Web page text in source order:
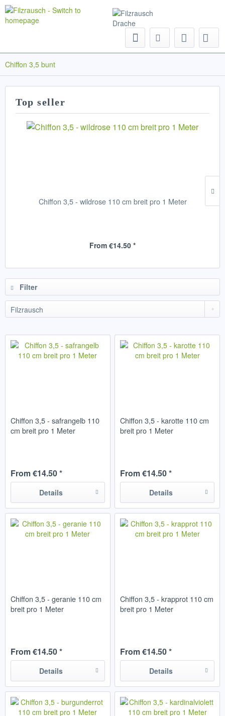
Chiffon 3,5 bunt
Top seller
Chiffon 3,5 - wildrose 110 cm breit pro 1 Meter
From €14.50 *
Filter
Chiffon 3,5 - safrangelb 110
cm breit pro 1 Meter
From €14.50 *
Details
Chiffon 3,5 - karotte 110 cm
breit pro 1 Meter
From €14.50 *
Details
Chiffon 3,5 - geranie 110 cm
breit pro 1 Meter
From €14.50 *
Details
Chiffon 3,5 - krapprot 110 cm
breit pro 1 Meter
From €14.50 *
Details